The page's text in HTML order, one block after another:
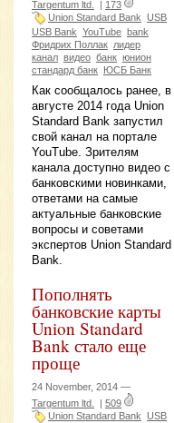
Targentum ltd.
173
Union Standard Bank USB
USB Bank YouTube bank
Фридрих Поллак лидер
канал видео банк юнион
стандард банк
ЮСБ Банк
Как сообщалось ранее, в
августе 2014 года Union
Standard Bank запустил
свой канал на портале
YouTube. Зрителям
канала доступно видео с
банковскими новинками,
ответами на самые
актуальные банковские
вопросы и советами
экспертов Union Standard
Bank.
Пополнять
банковские карты
Union Standard
Bank стало еще
проще
24 November, 2014 —
Targentum ltd.
| 509
Union Standard Bank USB